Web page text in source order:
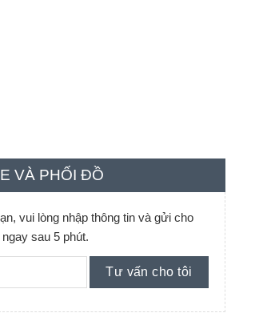
lượng
VÀ PHỐI ĐỒ
vui lòng nhập thông tin và gửi cho
sau 5 phút.